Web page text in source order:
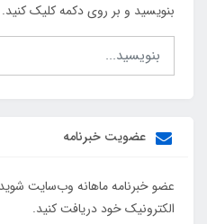
بنویسید و بر روی دکمه کلیک کنید.
عضویت خبرنامه
عضو خبرنامه ماهانه وب‌سایت
الکترونیک خود دریافت کنید.